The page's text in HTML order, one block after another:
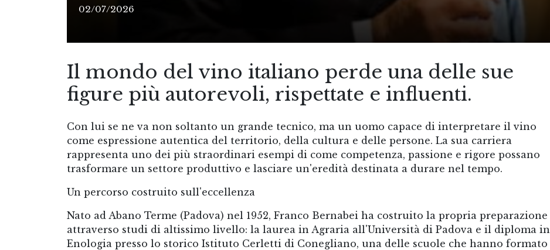
02/07/2026
Il mondo del vino italiano perde una delle sue
figure più autorevoli, rispettate e influenti.
Con lui se ne va non soltanto un grande tecnico, ma un uomo capace di interpretare il vino
come espressione autentica del territorio, della cultura e delle persone. La sua carriera
rappresenta uno dei più straordinari esempi di come competenza, passione e rigore possano
trasformare un settore produttivo e lasciare un'eredità destinata a durare nel tempo.
Un percorso costruito sull'eccellenza
Nato ad Abano Terme (Padova) nel 1952, Franco Bernabei ha costruito la propria preparazione
attraverso studi di altissimo livello: la laurea in Agraria all'Università di Padova e il diploma in
Enologia presso lo storico Istituto Cerletti di Conegliano, una delle scuole che hanno formato